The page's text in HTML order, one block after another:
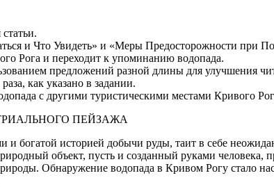
и Что Увидеть» и «Меры Предосторожности при
Рога и переходит к упоминанию водопада.
предложений разной длины для улучшения
как указано в задании.
с другими туристическими местами Кривого
ПЕЙЗАЖА
историей добычи руды, таит в себе
объект, пусть и созданный руками человека,
Обнаружение водопада в Кривом Рогу стало